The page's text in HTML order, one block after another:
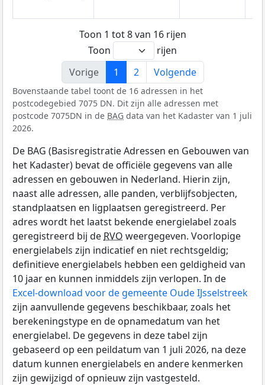
Toon 1 tot 8 van 16 rijen
Toon
rijen
Vorige
1 2 Volgende
Bovenstaande tabel toont de 16 adressen in het
postcodegebied 7075 DN. Dit zijn alle adressen met
postcode 7075DN in de BAG data van het Kadaster van 1 juli
2026.
De BAG (Basisregistratie Adressen en Gebouwen van
het Kadaster) bevat de officiële gegevens van alle
adressen en gebouwen in Nederland. Hierin zijn,
naast alle adressen, alle panden, verblijfsobjecten,
standplaatsen en ligplaatsen geregistreerd. Per
adres wordt het laatst bekende energielabel zoals
geregistreerd bij de RVO weergegeven. Voorlopige
energielabels zijn indicatief en niet rechtsgeldig;
definitieve energielabels hebben een geldigheid van
10 jaar en kunnen inmiddels zijn verlopen. In de
Excel-download voor de gemeente Oude IJsselstreek
zijn aanvullende gegevens beschikbaar, zoals het
berekeningstype en de opnamedatum van het
energielabel. De gegevens in deze tabel zijn
gebaseerd op een peildatum van 1 juli 2026, na deze
datum kunnen energielabels en andere kenmerken
zijn gewijzigd of opnieuw zijn vastgesteld.